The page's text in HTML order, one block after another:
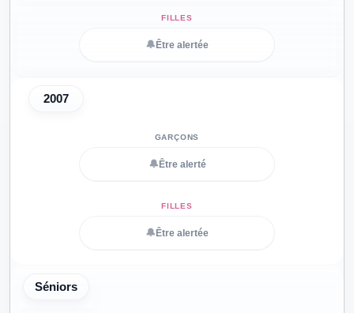
🔔 Être alertée
2007
🔔 Être alerté
🔔 Être alertée
Séniors